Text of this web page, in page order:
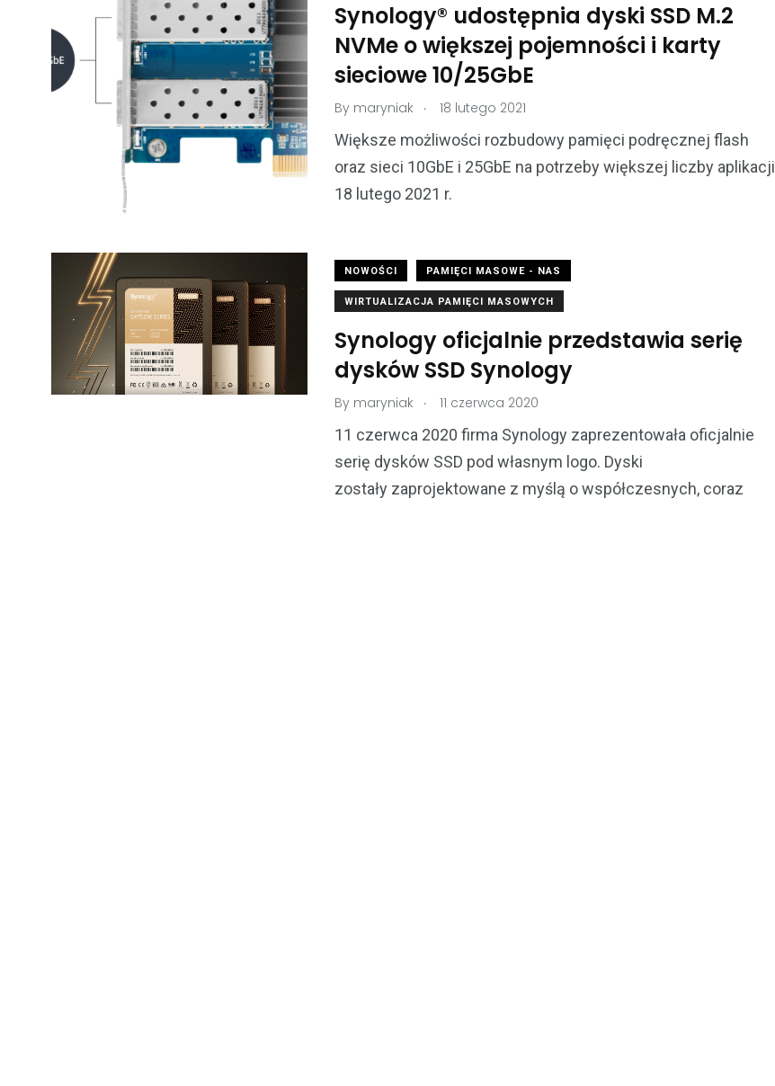
Synology® udostępnia dyski SSD M.2
NVMe o większej pojemności i karty
sieciowe 10/25GbE
By maryniak . 18 lutego 2021
Większe możliwości rozbudowy pamięci podręcznej flash
oraz sieci 10GbE i 25GbE na potrzeby większej liczby aplikacji
18 lutego 2021 r.
NOWOŚCI PAMIĘCI MASOWE - NAS
WIRTUALIZACJA PAMIĘCI MASOWYCH
Synology oficjalnie przedstawia serię
dysków SSD Synology
By maryniak . 11 czerwca 2020
11 czerwca 2020 firma Synology zaprezentowała oficjalnie
serię dysków SSD pod własnym logo. Dyski
zostały zaprojektowane z myślą o współczesnych, coraz